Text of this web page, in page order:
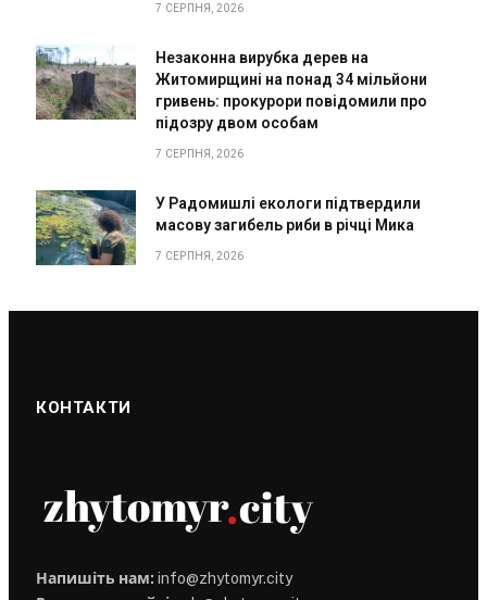
7 СЕРПНЯ, 2026
Незаконна вирубка дерев на
Житомирщині на понад 34 мільйони
гривень: прокурори повідомили про
підозру двом особам
7 СЕРПНЯ, 2026
У Радомишлі екологи підтвердили
масову загибель риби в річці Мика
7 СЕРПНЯ, 2026
КОНТАКТИ
Напишіть нам: info@zhytomyr.city